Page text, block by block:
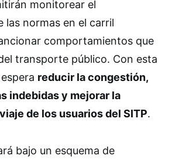
monitorear el
las normas en el carril
comportamientos que
transporte público. Con esta
reducir la congestión,
indebidas y mejorar la
de los usuarios del SITP.
bajo un esquema de